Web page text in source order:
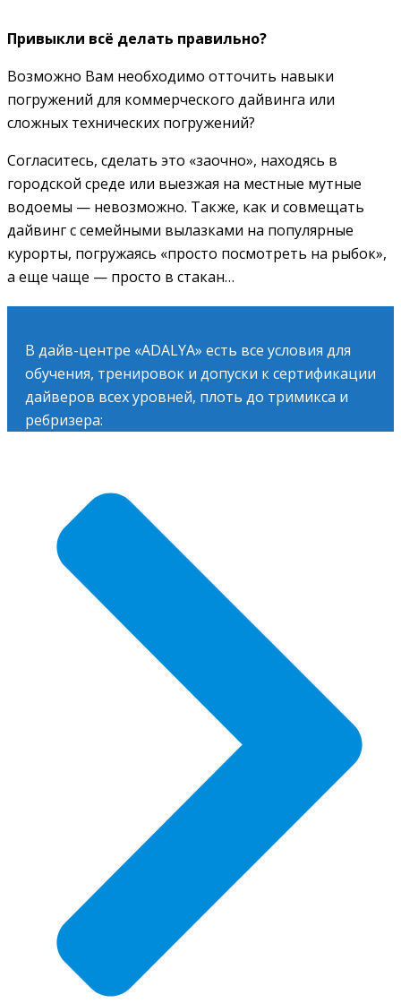
Привыкли всё делать правильно?
Возможно Вам необходимо отточить навыки
погружений для коммерческого дайвинга или
сложных технических погружений?
Согласитесь, сделать это «заочно», находясь в
городской среде или выезжая на местные мутные
водоемы — невозможно. Также, как и совмещать
дайвинг с семейными вылазками на популярные
курорты, погружаясь «просто посмотреть на рыбок»,
а еще чаще — просто в стакан…
В дайв-центре «ADALYA» есть все условия для
обучения, тренировок и допуски к сертификации
дайверов всех уровней, плоть до тримикса и
ребризера: